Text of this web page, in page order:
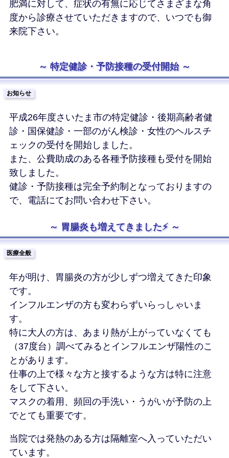
肥満に対して、症状の有無に応じてさまざまな角
度から診療させていただきますので、いつでも御
来院下さい。
特定健診・予防接種の受付開始
お知らせ
平成26年度さいたま市の特定健診・後期高齢者健
診・国保健診・一部のがん検診・女性のヘルスチ
ェックの受付を開始しました。
また、公費助成のある各種予防接種も受付を開始
致しました。
健診・予防接種は完全予約制となっておりますの
で、電話にてお問い合わせ下さい。
胃腸炎も増えてきました⚡
医療全般
年が明け、胃腸炎の方が少しずつ増えてきた印象
です。
インフルエンザの方も変わらずいらっしゃいま
す。
特に大人の方は、あまり熱が上がっていなくても
（37度台）調べてみるとインフルエンザ陽性のこ
とがあります。
仕事の上で様々な方と接するような方は特に注意
をして下さい。
マスクの着用、頻回の手洗い・うがいが予防の上
でとても重要です。
当院では発熱のある方は隔離室へ入っていただい
ています。